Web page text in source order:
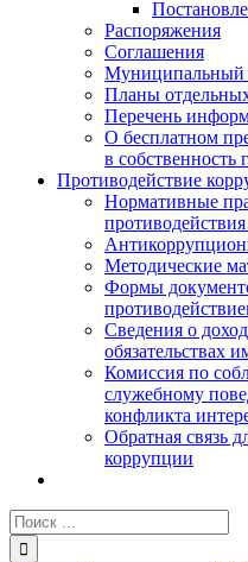
Распоряжения
Соглашения
Муниципальный
Планы
Перечень
О бесплатном
в
Противодействие
Нормативные
Методические
Формы
Сведения о
обязательствах
Комиссия по
служебному
конфликта
Обратная связь
коррупции
Результат
поиска: